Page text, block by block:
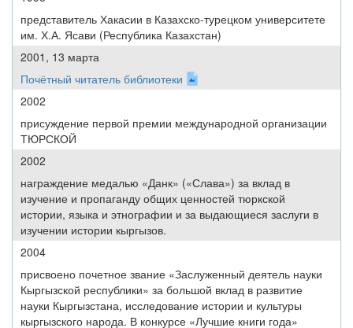
представитель Хакасии в Казахско-турецком университете
им. Х.А. Ясави (Республика Казахстан)
2001, 13 марта
Почётный читатель библиотеки
2002
присуждение первой премии международной организации
ТЮРСКОЙ
2002
награждение медалью «Данк» («Слава») за вклад в
изучение и пропаганду общих ценностей тюркской
истории, языка и этнографии и за выдающиеся заслуги в
изучении истории кыргызов.
2004
присвоено почетное звание «Заслуженный деятель науки
Кыргызской республики» за большой вклад в развитие
науки Кыргызстана, исследование истории и культуры
кыргызского народа. В конкурсе «Лучшие книги года»